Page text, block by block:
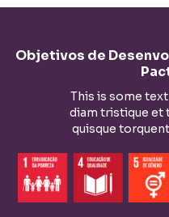
Objetivos de
This is some
diam tristique et
quisque